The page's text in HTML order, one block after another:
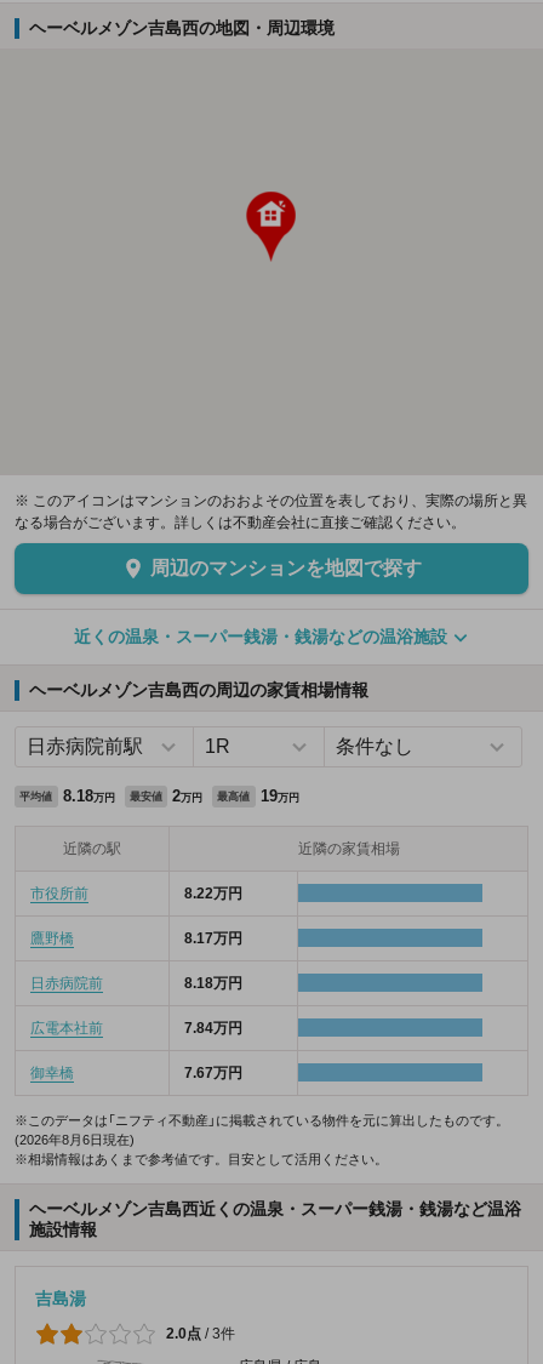
ヘーベルメゾン吉島西の地図・周辺環境
※ このアイコンはマンションのおおよその位置を表しており、実際の場所と異
なる場合がございます。詳しくは不動産会社に直接ご確認ください。
周辺のマンションを地図で探す
近くの温泉・スーパー銭湯・銭湯などの温浴施設
ヘーベルメゾン吉島西の周辺の家賃相場情報
平均値 8.18万円 最安値 2万円 最高値 19万円
近隣の駅 近隣の家賃相場
市役所前 8.22万円
鷹野橋 8.17万円
日赤病院前 8.18万円
広電本社前 7.84万円
御幸橋 7.67万円
※このデータは「ニフティ不動産」に掲載されている物件を元に算出したものです。
(2026年8月6日現在)
※相場情報はあくまで参考値です。目安として活用ください。
ヘーベルメゾン吉島西近くの温泉・スーパー銭湯・銭湯など温浴
施設情報
吉島湯
2.0点 /3件